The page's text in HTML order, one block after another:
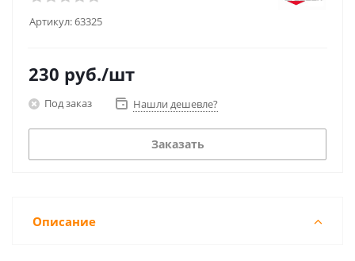
Артикул:63325
230 руб./шт
Под заказ Нашли дешевле?
Заказать
Описание